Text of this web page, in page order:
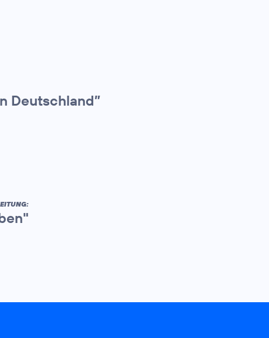
Deutschland”